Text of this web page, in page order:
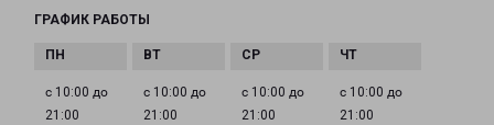
ГРАФИК РАБОТЫ
с 10:00 до
21:00
с 10:00 до
21:00
с 10:00 до
21:00
с 10:00 до
21:00